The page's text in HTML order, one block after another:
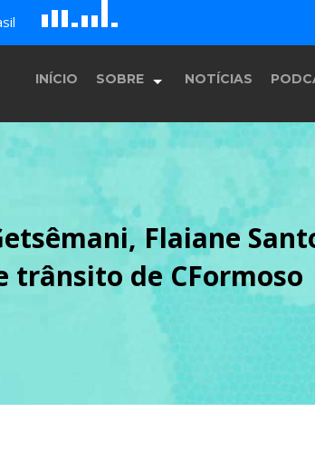
A DE F
H
INÍCIO SOBRE
História
Equipe
Programação
NOTÍCIAS
Flaiane
trânsito de CFormoso